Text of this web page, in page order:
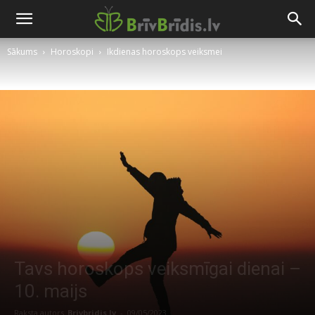
Sākums Horoskopi Ikdienas horoskops veiksmei
Tavs horoskops veiksmīgai dienai –
10. maijs
Raksta autors Brivbridis.lv 09/05/2023